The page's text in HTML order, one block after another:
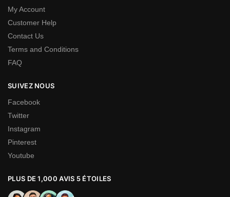
My Account
Customer Help
Contact Us
Terms and Conditions
FAQ
SUIVEZ NOUS
Facebook
Twitter
Instagram
Pinterest
Youtube
PLUS DE 1,000 AVIS 5 ÉTOILES